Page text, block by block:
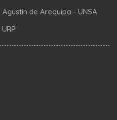
de Arequipa - UNSA